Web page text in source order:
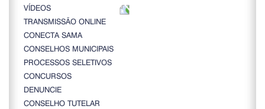
VÍDEOS
TRANSMISSÃO ONLINE
CONECTA SAMA
CONSELHOS MUNICIPAIS
PROCESSOS SELETIVOS
CONCURSOS
DENUNCIE
CONSELHO TUTELAR